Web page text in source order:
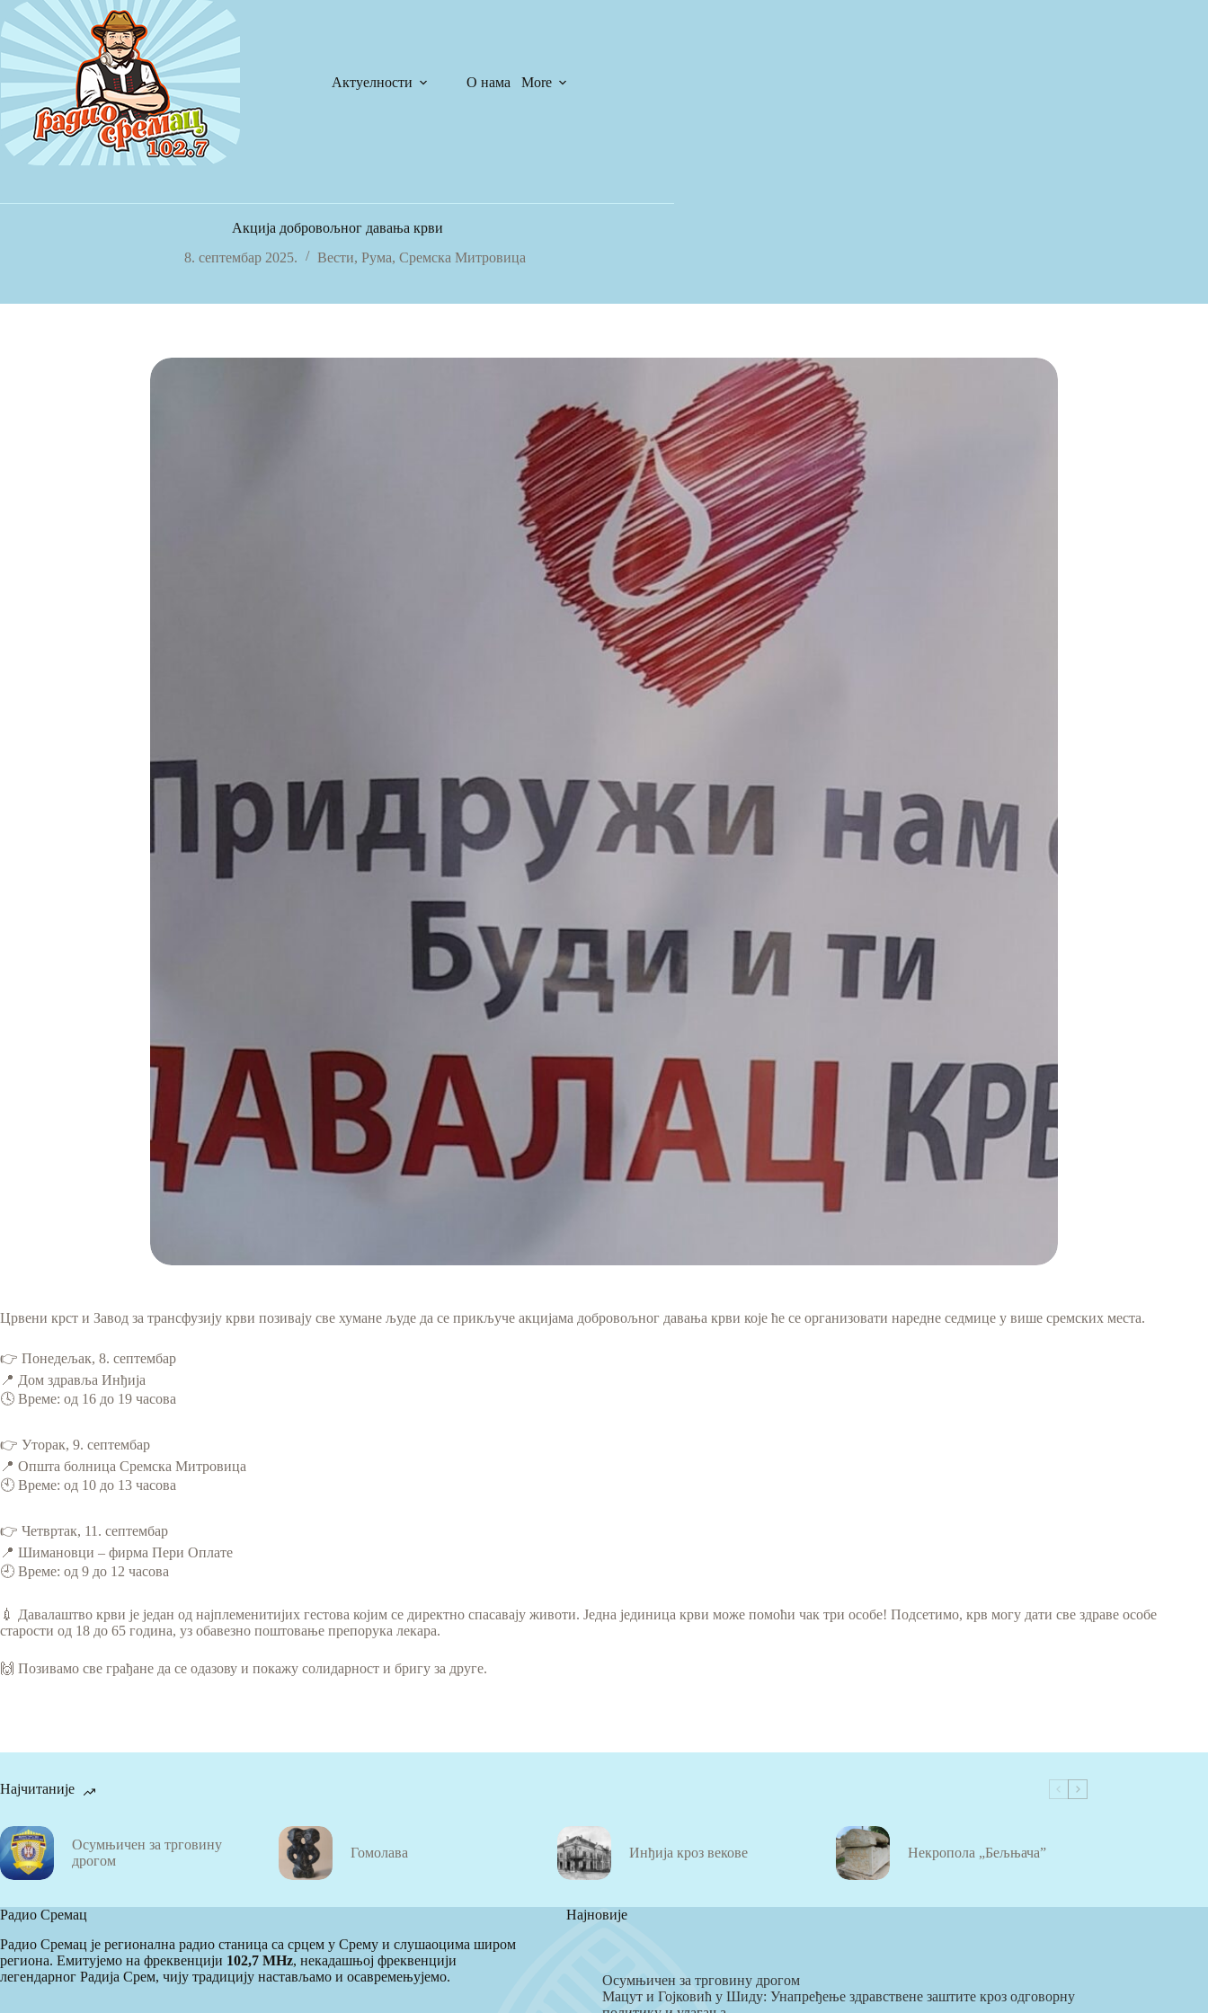
Skip
to
content
Актуелности О нама More
.
Акција добровољног давања крви
8. септембар 2025.
Вести, Рума, Сремска Митровица
Црвени крст и Завод за трансфузију крви позивају све хумане људе да се прикључе акцијама добровољног давања крви које ће се организовати наредне седмице у више сремских места.
👉 Понедељак, 8. септембар
📍 Дом здравља Инђија
🕓 Време: од 16 до 19 часова
👉 Уторак, 9. септембар
📍 Општа болница Сремска Митровица
🕙 Време: од 10 до 13 часова
👉 Четвртак, 11. септембар
📍 Шимановци – фирма Пери Оплате
🕘 Време: од 9 до 12 часова
💉 Давалаштво крви је један од најплеменитијих гестова којим се директно спасавају животи. Једна јединица крви може помоћи чак три особе! Подсетимо, крв могу дати све здраве особе
старости од 18 до 65 година, уз обавезно поштовање препорука лекара.
🙌 Позивамо све грађане да се одазову и покажу солидарност и бригу за друге.
Најчитаније
Осумњичен за трговину
дрогом
Гомолава Инђија кроз векове Некропола „Бељњача”
Радио Сремац
Радио Сремац је регионална радио станица са срцем у Срему и слушаоцима широм
региона. Емитујемо на фреквенцији 102,7 MHz, некадашњој фреквенцији
легендарног Радија Срем, чију традицију настављамо и осавремењујемо.
Најновије
Осумњичен за трговину дрогом
Мацут и Гојковић у Шиду: Унапређење здравствене заштите кроз одговорну